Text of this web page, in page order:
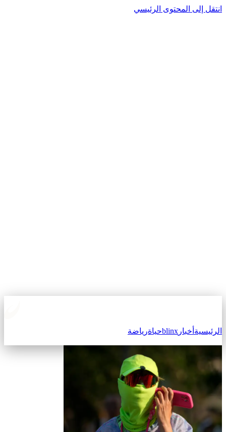
انتقل إلى المحتوى الرئيسي
الرئيسيةأخبارblinxحياةرياضة